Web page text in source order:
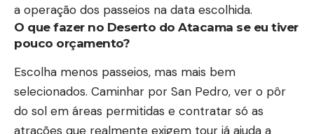
a operação dos passeios na data escolhida.
O que fazer no Deserto do Atacama se eu tiver
pouco orçamento?
Escolha menos passeios, mas mais bem
selecionados. Caminhar por San Pedro, ver o pôr
do sol em áreas permitidas e contratar só as
atrações que realmente exigem tour já ajuda a